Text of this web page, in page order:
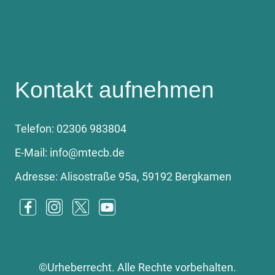
Kontakt aufnehmen
Telefon: 02306 983804
E-Mail: info@mtecb.de
Adresse: Alisostraße 95a, 59192 Bergkamen
©Urheberrecht. Alle Rechte vorbehalten.